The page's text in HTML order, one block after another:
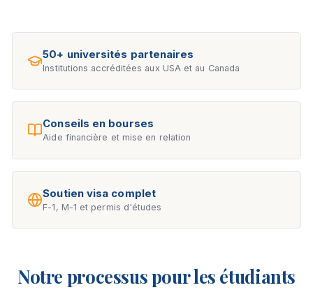
50+ universités partenaires
Institutions accréditées aux USA et au Canada
Conseils en bourses
Aide financière et mise en relation
Soutien visa complet
F-1, M-1 et permis d'études
Notre processus pour les étudiants